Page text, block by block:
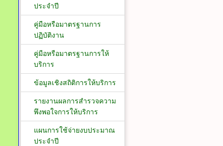
ประจำปี
คู่มือหรือมาตรฐานการ
ปฏิบัติงาน
คู่มือหรือมาตรฐานการให้
บริการ
ข้อมูลเชิงสถิติการให้บริการ
รายงานผลการสำรวจความ
พึงพอใจการให้บริการ
แผนการใช้จ่ายงบประมาณ
ประจำปี